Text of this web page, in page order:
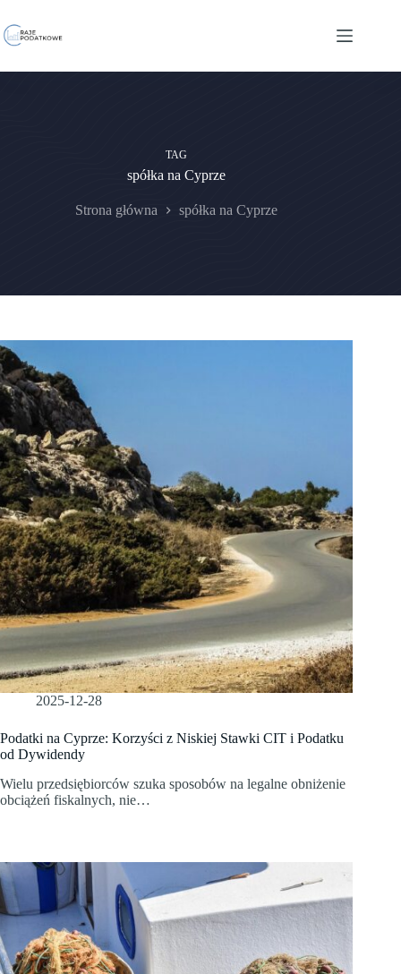
do
treści
TAG
spółka na Cyprze
Strona główna spółka na Cyprze
2025-12-28
Podatki na Cyprze: Korzyści z Niskiej Stawki CIT i Podatku
od Dywidendy
Wielu przedsiębiorców szuka sposobów na legalne obniżenie
obciążeń fiskalnych, nie…